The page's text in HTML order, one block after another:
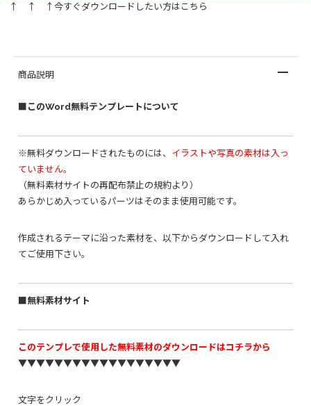
↑ ↑ ↑今すぐダウンロードしたい方はこちら
商品説明
■このWord無料テンプレートについて
※無料ダウンロードされたものには、 イラストや写真の素材は入っ
ていません。
（無料素材サイトの再配布禁止の規約より）
あらかじめ入っているパーツはそのまま使用可能です。
作成されるテーマに沿った素材を、以下からダウンロードして入れ
てご使用下さい。
■無料素材サイト
このテンプレで使用した無料素材のダウンロードはコチラから
▼▼▼▼▼▼▼▼▼▼▼▼▼▼▼▼▼▼
文字をクリック